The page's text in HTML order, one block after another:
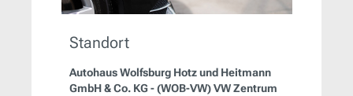
Standort
Autohaus Wolfsburg Hotz und Heitmann
GmbH & Co. KG - (WOB-VW) VW Zentrum